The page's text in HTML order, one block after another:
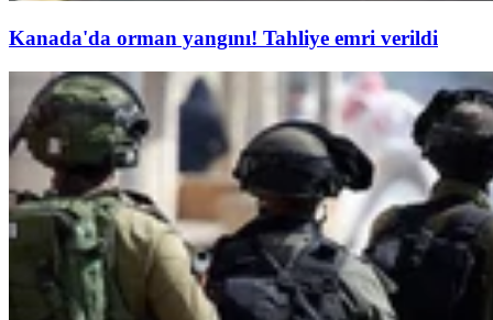
Kanada'da orman yangını! Tahliye emri verildi